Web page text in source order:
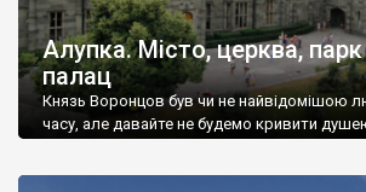
Алупка. Місто, церква, парк
палац
Князь Воронцов був чи не найвідомішою
часу, але давайте не будемо кривити